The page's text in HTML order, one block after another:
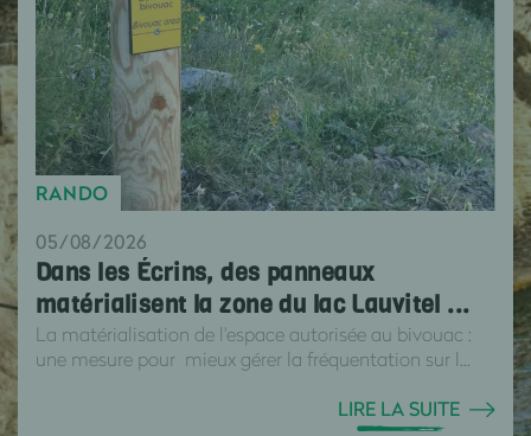
RANDO
05/08/2026
Dans les Écrins, des panneaux
matérialisent la zone du lac Lauvitel ...
La matérialisation de l'espace autorisée au bivouac :
une mesure pour mieux gérer la fréquentation sur l...
LIRE LA SUITE